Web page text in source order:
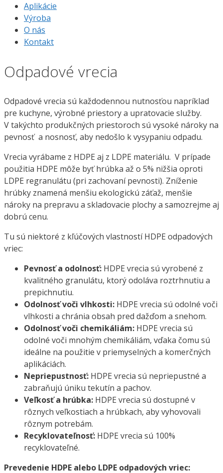
Aplikácie
Výroba
O nás
Kontakt
Odpadové vrecia
Odpadové vrecia sú každodennou nutnosťou napríklad
pre kuchyne, výrobné priestory a upratovacie služby.
V takýchto produkčných priestoroch sú vysoké nároky na
pevnosť a nosnosť, aby nedošlo k vysypaniu odpadu.
Vrecia vyrábame z HDPE aj z LDPE materiálu. V prípade
použitia HDPE môže byť hrúbka až o 5% nižšia oproti
LDPE regranulátu (pri zachovaní pevnosti). Zníženie
hrúbky znamená menšiu ekologickú záťaž, menšie
nároky na prepravu a skladovacie plochy a samozrejme aj
dobrú cenu.
Tu sú niektoré z kľúčových vlastností HDPE odpadových
vriec:
Pevnosť a odolnosť: HDPE vrecia sú vyrobené z
kvalitného granulátu, ktorý odoláva roztrhnutiu a
prepichnutiu.
Odolnosť voči vlhkosti: HDPE vrecia sú odolné voči
vlhkosti a chránia obsah pred dažďom a snehom.
Odolnosť voči chemikáliám: HDPE vrecia sú
odolné voči mnohým chemikáliám, vďaka čomu sú
ideálne na použitie v priemyselných a komerčných
aplikáciách.
Nepriepustnosť: HDPE vrecia sú nepriepustné a
zabraňujú úniku tekutín a pachov.
Veľkosť a hrúbka: HDPE vrecia sú dostupné v
rôznych veľkostiach a hrúbkach, aby vyhovovali
rôznym potrebám.
Recyklovateľnosť: HDPE vrecia sú 100%
recyklovateľné.
Prevedenie HDPE alebo LDPE odpadových vriec: